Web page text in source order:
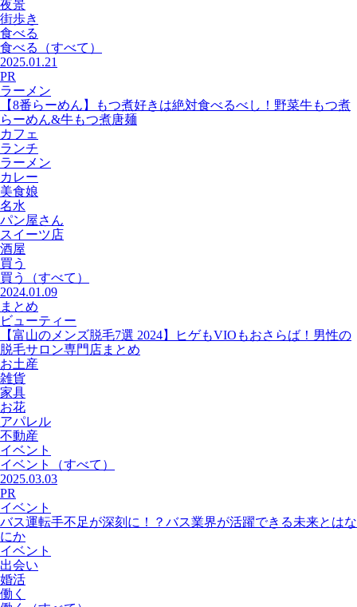
夜景
街歩き
食べる
食べる
（すべて）
2025.01.21
PR
ラーメン
【8番らーめん】もつ煮好きは絶対食べるべし！野菜牛もつ煮
らーめん&牛もつ煮唐麺
カフェ
ランチ
ラーメン
カレー
美食娘
名水
パン屋さん
スイーツ店
酒屋
買う
買う
（すべて）
2024.01.09
まとめ
ビューティー
【富山のメンズ脱毛7選 2024】ヒゲもVIOもおさらば！男性の
脱毛サロン専門店まとめ
お土産
雑貨
家具
お花
アパレル
不動産
イベント
イベント
（すべて）
2025.03.03
PR
イベント
バス運転手不足が深刻に！？バス業界が活躍できる未来とはな
にか
イベント
出会い
婚活
働く